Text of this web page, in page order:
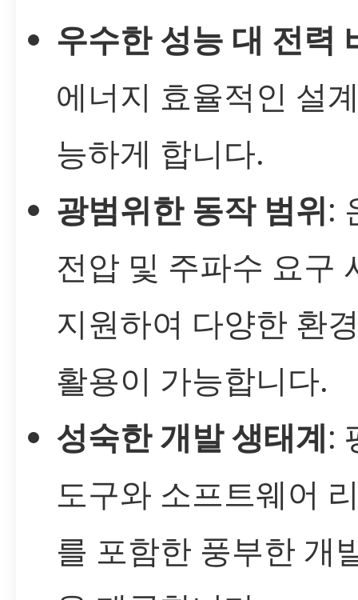
우수한 성능 대 전력
에너지 효율적인 설
능하게 합니다.
광범위한 동작 범위:
전압 및 주파수 요구
지원하여 다양한 환
활용이 가능합니다.
성숙한 개발 생태계:
도구와 소프트웨어
를 포함한 풍부한 개